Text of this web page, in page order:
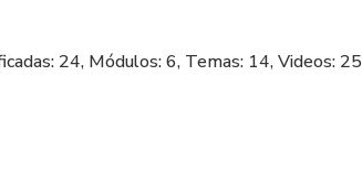
24, Módulos: 6, Temas: 14, Videos: 25